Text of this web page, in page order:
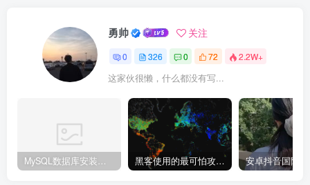
勇帅 关注
0 326 0 72 2.2W+
这家伙很懒，什么都没有写...
黑客使用的最可怕攻击手段有哪些?